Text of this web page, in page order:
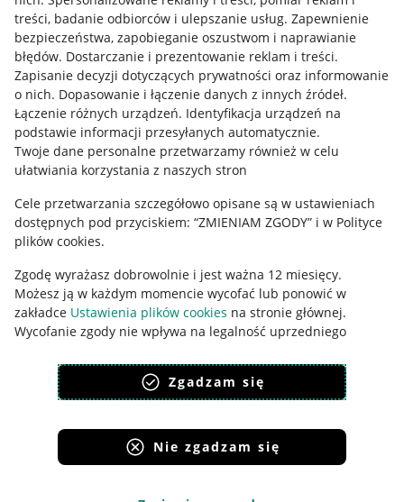
treści, badanie odbiorców i ulepszanie usług. Zapewnienie
bezpieczeństwa, zapobieganie oszustwom i naprawianie
błędów. Dostarczanie i prezentowanie reklam i treści.
Zapisanie decyzji dotyczących prywatności oraz informowanie
o nich. Dopasowanie i łączenie danych z innych źródeł.
Łączenie różnych urządzeń. Identyfikacja urządzeń na
podstawie informacji przesyłanych automatycznie.
Twoje dane personalne przetwarzamy również w celu
ułatwiania korzystania z naszych stron
Cele przetwarzania szczegółowo opisane są w ustawieniach
dostępnych pod przyciskiem: “ZMIENIAM ZGODY” i w Polityce
plików cookies.
Zgodę wyrażasz dobrowolnie i jest ważna 12 miesięcy.
Możesz ją w każdym momencie wycofać lub ponowić w
zakładce Ustawienia plików cookies na stronie głównej.
Wycofanie zgody nie wpływa na legalność uprzedniego
polityka plików cookies
polityka ochrony prywatności
Zgadzam się
Nie zgadzam się
Informacje prawne
Regulamin
Polityka plików "cookies"
Ustawienia plików "cookies"
Udostępnianie lokalizacji
Pobierz aplikację
Korzystanie z serwisu oznacza akceptacjęregulaminu